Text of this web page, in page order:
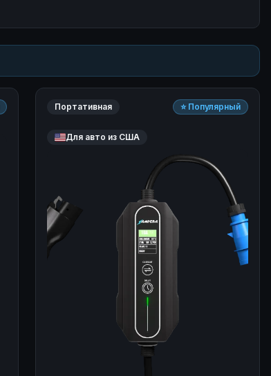
Портативная ⭐ Популярный
Для авто из США